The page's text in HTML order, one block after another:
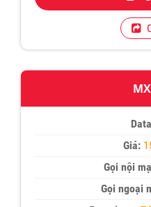
Giá:
Gọi nội
Gọi ngoại